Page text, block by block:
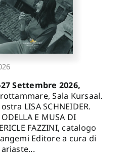
Settembre 2026,
Sala Kursaal.
LISA SCHNEIDER.
E MUSA DI
FAZZINI, catalogo
Editore a cura di